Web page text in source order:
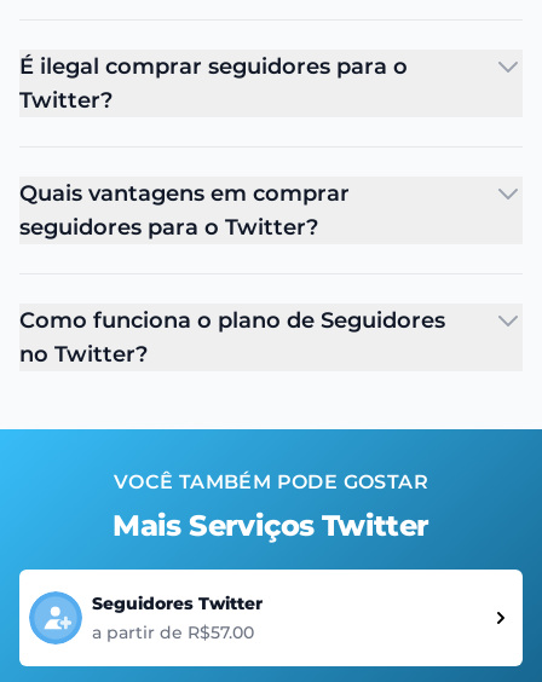
É ilegal comprar seguidores para o
Twitter?
Quais vantagens em comprar
seguidores para o Twitter?
Como funciona o plano de Seguidores
no Twitter?
VOCÊ TAMBÉM PODE GOSTAR
Mais Serviços Twitter
Seguidores Twitter
a partir de R$57.00